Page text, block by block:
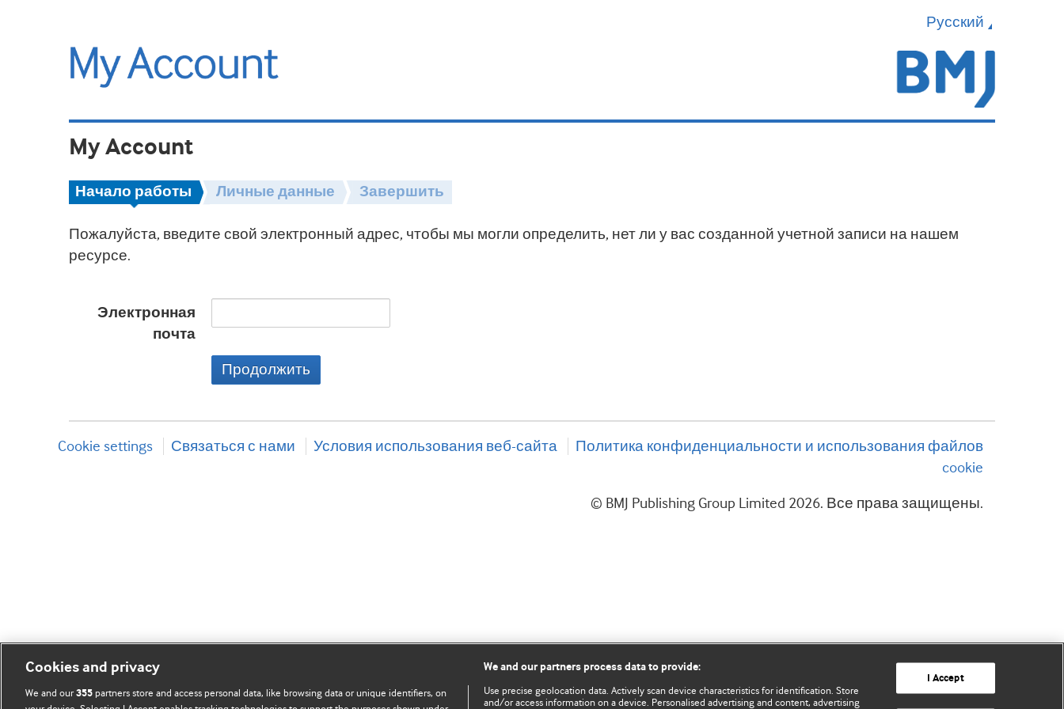
Русский
My Account
Начало работы Личные данные Завершить
Пожалуйста, введите свой электронный адрес, чтобы мы могли определить, нет ли у вас созданной учетной записи на нашем
ресурсе.
Электронная
почта
Продолжить
Cookie settings Связаться с нами Условия использования веб-сайта
Политика конфиденциальности и использования файлов
cookie
© BMJ Publishing Group Limited 2026. Все права защищены.
Cookies and privacy
We and our355 partners store and access personal data, like browsing data or unique identifiers, on
We and our partners process data to provide:
Use precise geolocation data. Actively scan device characteristics for identification. Store
and/or access information on a device. Personalised advertising and content, advertising
I Accept